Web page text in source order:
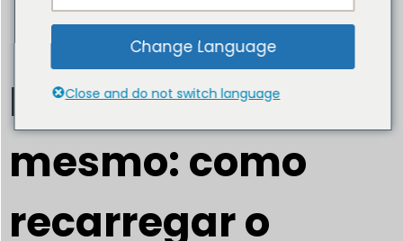
Faça você
mesmo: como
recarregar o
Change Language
Close and do not switch language